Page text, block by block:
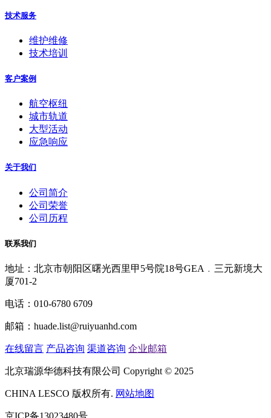
技术服务
维护维修
技术培训
客户案例
航空枢纽
城市轨道
大型活动
应急响应
关于我们
公司简介
公司荣誉
公司历程
联系我们
地址：北京市朝阳区曙光西里甲5号院18号GEA﹒三元新境大
厦701-2
电话：010-6780 6709
邮箱：huade.list@ruiyuanhd.com
在线留言 产品咨询 渠道咨询 企业邮箱
北京瑞源华德科技有限公司 Copyright © 2025
CHINA LESCO 版权所有. 网站地图
京ICP备13023480号